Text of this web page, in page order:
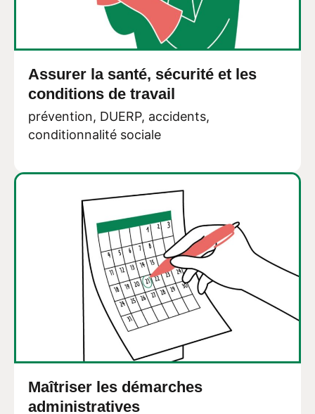
Assurer la santé, sécurité et les
conditions de travail
prévention, DUERP, accidents,
conditionnalité sociale
Maîtriser les démarches
administratives